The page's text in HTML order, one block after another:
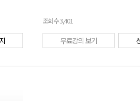
조회수 3,401
무료강의 보기